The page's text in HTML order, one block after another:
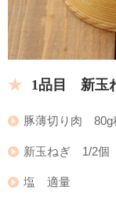
1品目 新玉
豚薄切り肉 80g
新玉ねぎ 1/2個
塩 適量